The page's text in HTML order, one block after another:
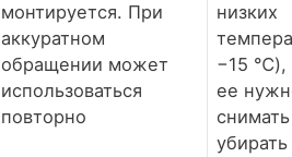
монтируется. При
аккуратном
обращении может
использоваться
повторно
низких
−15 ℃),
ее